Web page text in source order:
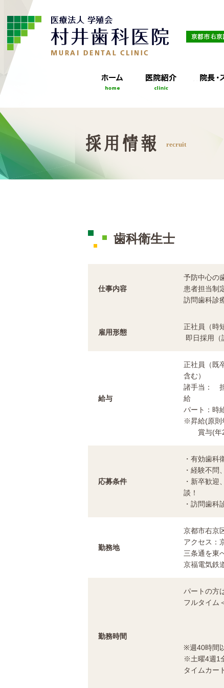
採用情報 recruit
歯科衛生士
仕事内容
予防中心の
患者担当制
訪問歯科診
雇用形態
正社員（時
即日採用
給与
正社員（既
含む）
諸手当：
給
パート：時
※昇給(原
賞与(年2
応募条件
・有効歯科
・経験不問
・新卒歓
談！
・訪問歯科
勤務地
京都市右京
アクセス：
三条通を東
京福電気鉄
勤務時間
パートの方
フルタイム
＜水
＜土＞
※週40時間
※土曜4週
タイムカ
１分